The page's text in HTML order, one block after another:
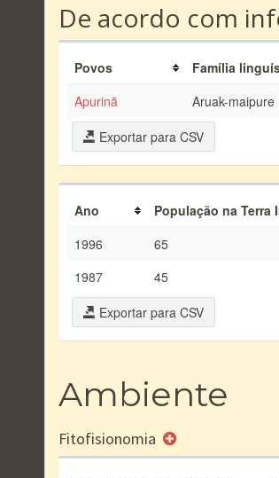
De acordo com
Povos Família
Apurinã
Aruak-maipure
Exportar para CSV
Ano População na Terra
1996
65
1987
45
Exportar para CSV
Ambiente
Fitofisionomia